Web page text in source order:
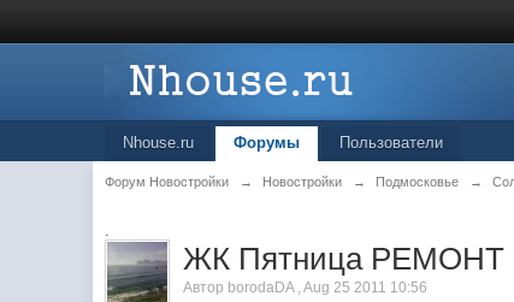
Nhouse.ru Форумы Пользователи
Форум Новостройки → Новостройки → Подмосковье →
.
ЖК Пятница РЕМОНТ
Автор borodaDA ,Aug 25 2011 10:56